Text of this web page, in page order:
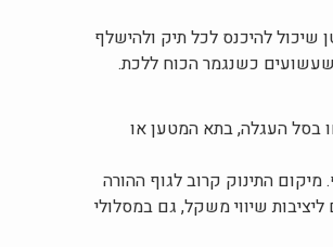
לגודל קטן שיכול להיכנס לכל תיק ולהישלף
כשנגמר הכוח ללכת.
בסל העגלה, בתא המטען או
התינוק קרוב לגוף ההורה
שיווי משקל, גם במסלולי